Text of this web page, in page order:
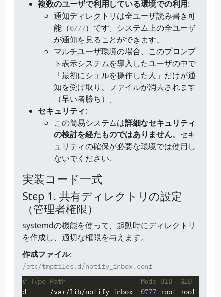
複数のユーザで利用している環境での利用:
通知ディレクトリは全ユーザ読み書き可
能（0777）です。システム上の全ユーザ
が通知を見ることができます。
マルチユーザ環境の場合、このプロンプ
ト表示システムを導入したユーザの中で
「最初にシェルを操作した人」だけが通
知を受け取り、ファイルが消去されます
（早い者勝ち）。
セキュリティ:
この簡易システムは詳細なセキュリティ
の検討を経たものではありません。セキ
ュリティの確保が必要な環境では使用し
ないでください。
実装コード一式
Step 1. 共有ディレクトリの設定
（管理者権限）
systemdの機能を使って、起動時にディレクトリ
を作成し、適切な権限を与えます。
作成ファイル:
/etc/tmpfiles.d/notify_inbox.conf
d
      /
var/lib/notify_inbox 0777 root root